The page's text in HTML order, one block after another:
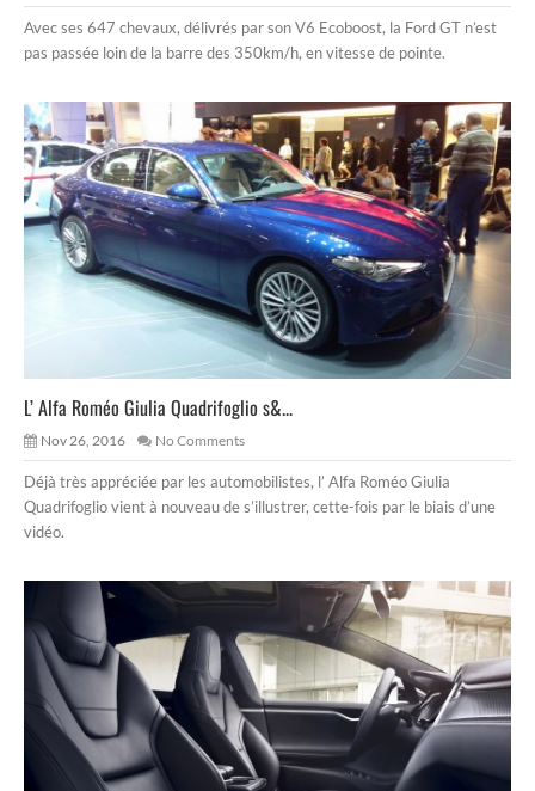
Avec ses 647 chevaux, délivrés par son V6 Ecoboost, la Ford GT n’est
pas passée loin de la barre des 350km/h, en vitesse de pointe.
L’ Alfa Roméo Giulia Quadrifoglio s&...
Nov 26, 2016 No Comments
Déjà très appréciée par les automobilistes, l’ Alfa Roméo Giulia
Quadrifoglio vient à nouveau de s’illustrer, cette-fois par le biais d’une
vidéo.